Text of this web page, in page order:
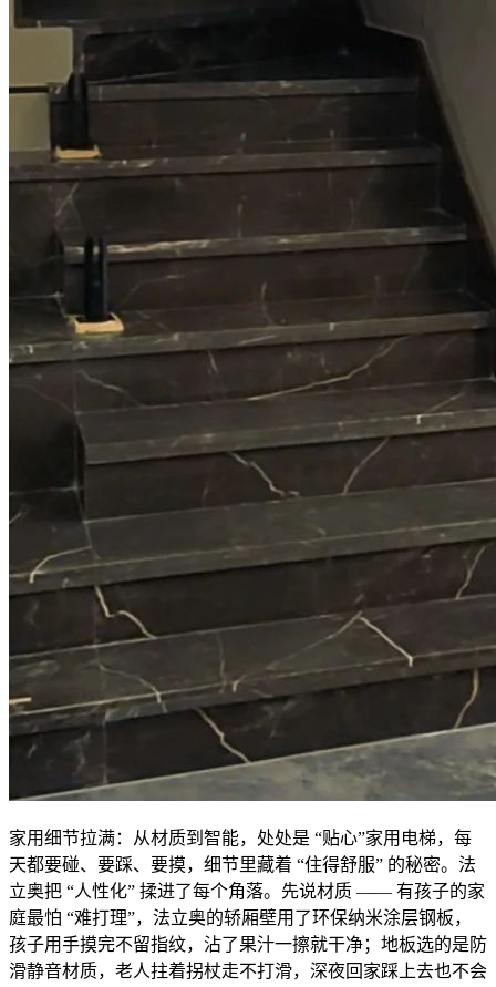
家用细节拉满：从材质到智能，处处是 “贴心”家用电梯，每
天都要碰、要踩、要摸，细节里藏着 “住得舒服” 的秘密。法
立奥把 “人性化” 揉进了每个角落。先说材质 —— 有孩子的家
庭最怕 “难打理”，法立奥的轿厢壁用了环保纳米涂层钢板，
孩子用手摸完不留指纹，沾了果汁一擦就干净；地板选的是防
滑静音材质，老人拄着拐杖走不打滑，深夜回家踩上去也不会